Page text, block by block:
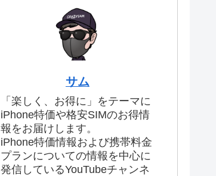
サム
「楽しく、お得に」をテーマに
iPhone特価や格安SIMのお得情
報をお届けします。
iPhone特価情報および携帯料金
プランについての情報を中心に
発信しているYouTubeチャンネ